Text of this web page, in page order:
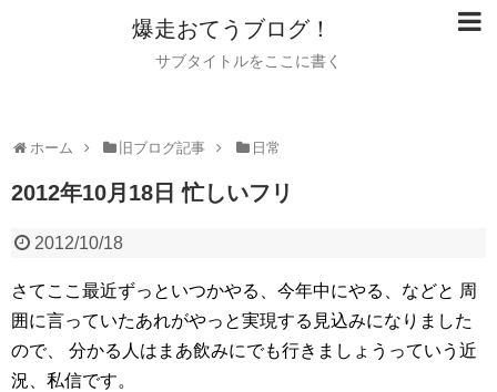
爆走おてうブログ！
サブタイトルをここに書く
ホーム 旧ブログ記事 日常
2012年10月18日 忙しいフリ
2012/10/18
さてここ最近ずっといつかやる、今年中にやる、などと 周
囲に言っていたあれがやっと実現する見込みになりました
ので、
分かる人はまあ飲みにでも行きましょうっていう近
況、私信です。